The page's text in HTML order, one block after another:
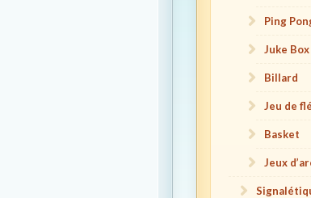
Ping
Juke Box
Billard
Jeu de
Basket
Jeux